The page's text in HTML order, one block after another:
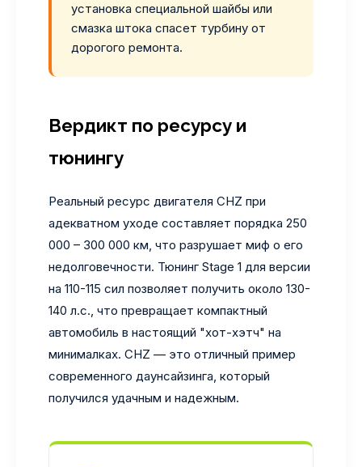
установка специальной шайбы или
смазка штока спасет турбину от
дорогого ремонта.
Вердикт по ресурсу и
тюнингу
Реальный ресурс двигателя CHZ при
адекватном уходе составляет порядка 250
000 – 300 000 км, что разрушает миф о его
недолговечности. Тюнинг Stage 1 для версии
на 110-115 сил позволяет получить около 130-
140 л.с., что превращает компактный
автомобиль в настоящий "хот-хэтч" на
минималках. CHZ — это отличный пример
современного даунсайзинга, который
получился удачным и надежным.